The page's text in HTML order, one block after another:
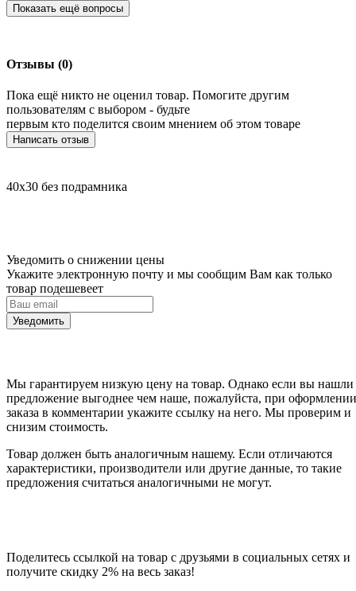
Показать ещё вопросы
Отзывы (0)
Пока ещё никто не оценил товар. Помогите другим
пользователям с выбором - будьте
первым кто поделится своим мнением об этом товаре
Написать отзыв
40х30 без подрамника
Уведомить о снижении цены
Укажите электронную почту и мы сообщим Вам как только
товар подешевеет
Уведомить
Мы гарантируем низкую цену на товар. Однако если вы нашли
предложение выгоднее чем наше, пожалуйста, при оформлении
заказа в комментарии укажите ссылку на него. Мы проверим и
снизим стоимость.
Товар должен быть аналогичным нашему. Если отличаются
характеристики, производители или другие данные, то такие
предложения считаться аналогичными не могут.
Поделитесь ссылкой на товар с друзьями в социальных сетях и
получите скидку 2% на весь заказ!